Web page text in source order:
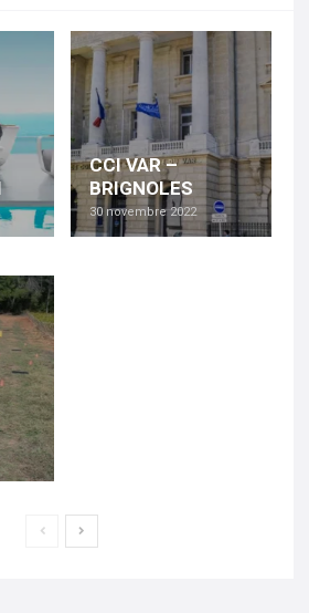
CCI VAR –
BRIGNOLES
30 novembre 2022